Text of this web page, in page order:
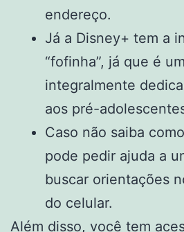
endereço.
Já a Disney+ tem a
“fofinha”, já que é
integralmente
aos pré-
Caso não saiba
pode pedir ajuda a
buscar orientações
do celular.
Além disso, você tem